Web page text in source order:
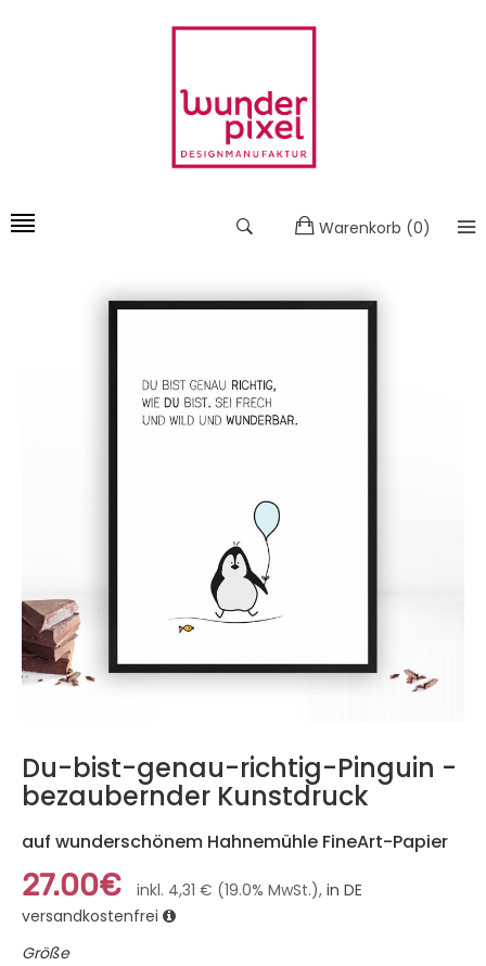
Warenkorb (0)
Du-bist-genau-richtig-Pinguin -
bezaubernder Kunstdruck
auf wunderschönem Hahnemühle FineArt-Papier
27.00€ inkl. 4,31 € (19.0% MwSt.), in DE
versandkostenfrei
Größe